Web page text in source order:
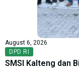
August 6, 2026
DPD RI
SMSI Kalteng dan